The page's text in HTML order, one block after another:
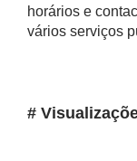
horários e
vários serviços
#